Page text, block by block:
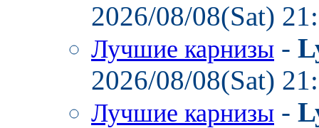
2026/08/08(Sat)
Лучшие карнизы -
2026/08/08(Sat)
Лучшие карнизы -